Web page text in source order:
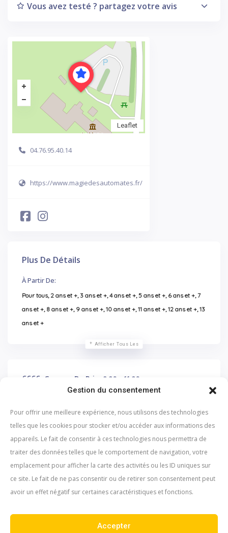
Gestion du consentement
Pour offrir une meilleure expérience, nous utilisons des technologies
telles que les cookies pour stocker et/ou accéder aux informations des
appareils. Le fait de consentir à ces technologies nous permettra de
traiter des données telles que le comportement de navigation, votre
emplacement pour afficher la carte des activités ou les ID uniques sur
ce site. Le fait de ne pas consentir ou de retirer son consentement peut
avoir un effet négatif sur certaines caractéristiques et fonctions.
Accepter
Vous avez testé ? partagez votre avis
Leaflet
04.76.95.40.14
https://www.magiedesautomates.fr/
Plus De Détails
À Partir De:
Pour tous, 2 ans et +, 3 ans et +, 4 ans et +, 5 ans et +, 6 ans et +, 7
ans et +, 8 ans et +, 9 ans et +, 10 ans et +, 11 ans et +, 12 ans et +, 13
ans et +
Afficher Tous Les
€€€€ Gamme De Prix 8,20 - 11,20
Vous Êtes Le Propriétaire Ou Vous Travaillez Ici ?
Faites Le Savoir!